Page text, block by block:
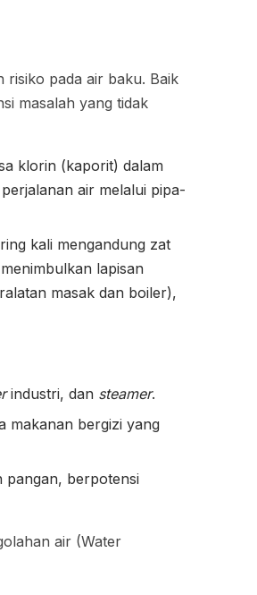
risiko pada air baku. Baik
masalah yang tidak
klorin (kaporit) dalam
air melalui pipa-
kali mengandung zat
lapisan
masak dan boiler),
industri, dan steamer.
makanan bergizi yang
pangan, berpotensi
air (Water